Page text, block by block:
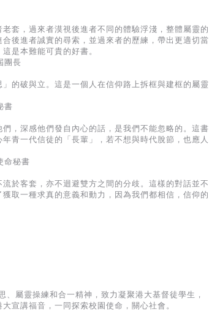
套，過來者漠視後進者不同的體驗浮淺，整體屬靈的
後進者誠實的尋索，並過來者的歷練，帶出更適切當
是本難能可貴的好書。
團長
的破與立。這是一個人在信仰路上拆框與建框的屬靈
書
，深感他們發自內心的話，是我們不能忽略的。這書
青一代信徒的「長輩」，若不想與時代脫節，也應人
命秘書
於客套，亦不迴避雙方之間的分歧。這樣的對話並不
取一種求真的意義和動力，因為我們都相信，信仰的
屬靈操練和合一精神，致力凝聚港大基督徒學生，
宣講福音，一同探索校園使命，關心社會。